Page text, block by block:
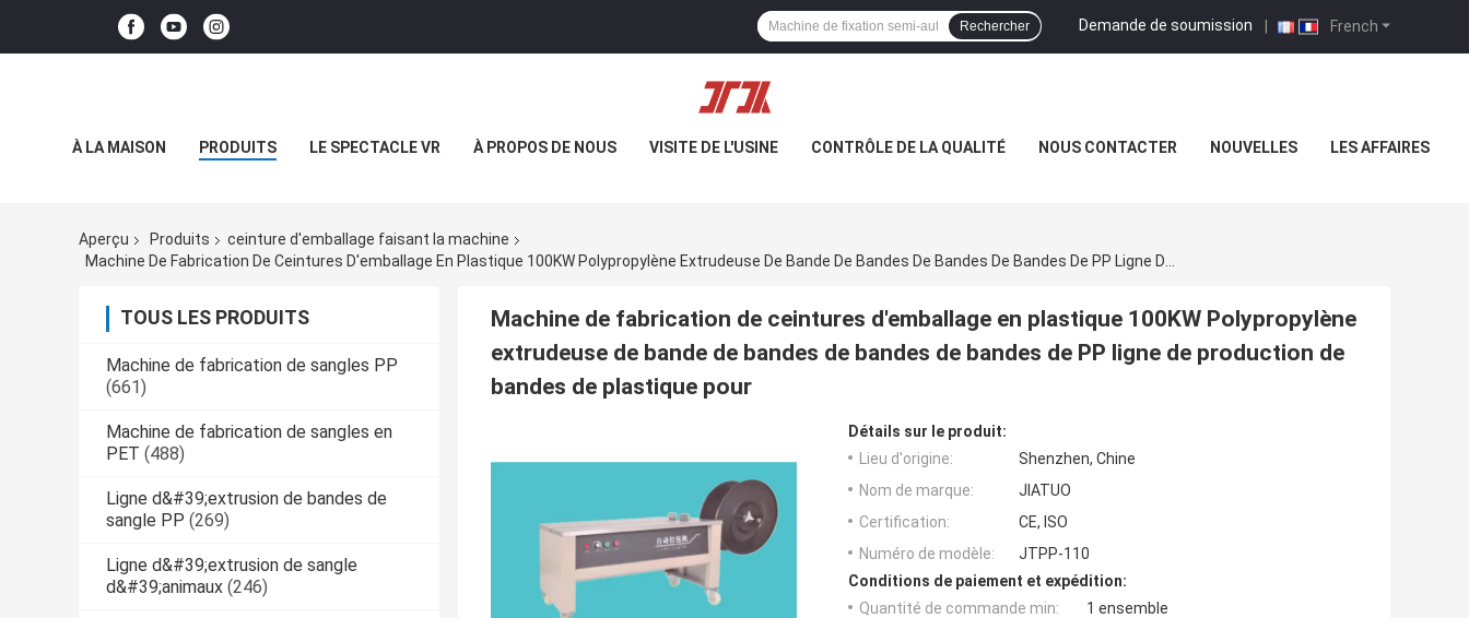
French
Demande de soumission |
Rechercher
À LA MAISON PRODUITS LE SPECTACLE VR À PROPOS DE NOUS VISITE DE L'USINE CONTRÔLE DE LA QUALITÉ NOUS CONTACTER NOUVELLES LES AFFAIRES
Aperçu Produits
ceinture d'emballage faisant la machine
TOUS LES PRODUITS
Machine de fabrication de sangles PP
(661)
Machine de fabrication de sangles en
PET (488)
Ligne d&#39;extrusion de bandes de
sangle PP (269)
Ligne d&#39;extrusion de sangle
d&#39;animaux (246)
Machine de fabrication de ceintures d'emballage en plastique 100KW Polypropylène
extrudeuse de bande de bandes de bandes de bandes de PP ligne de production de
bandes de plastique pour
Détails sur le produit:
Lieu d'origine:
Shenzhen, Chine
Nom de marque:
JIATUO
Certification:
CE, ISO
Numéro de modèle:
JTPP-110
Conditions de paiement et expédition:
Quantité de commande min:
1 ensemble